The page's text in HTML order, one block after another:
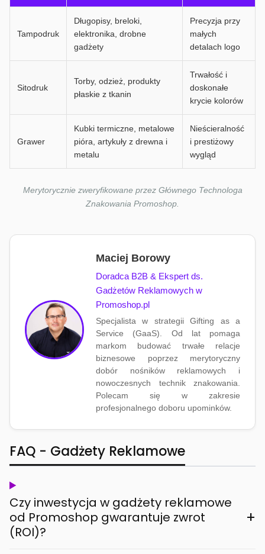
Tampodruk
Długopisy, breloki,
elektronika, drobne
gadżety
Precyzja przy
małych
detalach logo
Sitodruk
Torby, odzież, produkty
płaskie z tkanin
Trwałość i
doskonałe
krycie kolorów
Grawer
Kubki termiczne, metalowe
pióra, artykuły z drewna i
metalu
Nieścieralność
i prestiżowy
wygląd
Merytorycznie zweryfikowane przez Głównego Technologa
Znakowania Promoshop.
Maciej Borowy
Doradca B2B & Ekspert ds.
Gadżetów Reklamowych w
Promoshop.pl
Specjalista w strategii Gifting as a
Service (GaaS). Od lat pomaga
markom budować trwałe relacje
biznesowe poprzez merytoryczny
dobór nośników reklamowych i
nowoczesnych technik znakowania.
Polecam się w zakresie
profesjonalnego doboru upominków.
FAQ - Gadżety Reklamowe
Czy inwestycja w gadżety reklamowe
od Promoshop gwarantuje zwrot
(ROI)?
+